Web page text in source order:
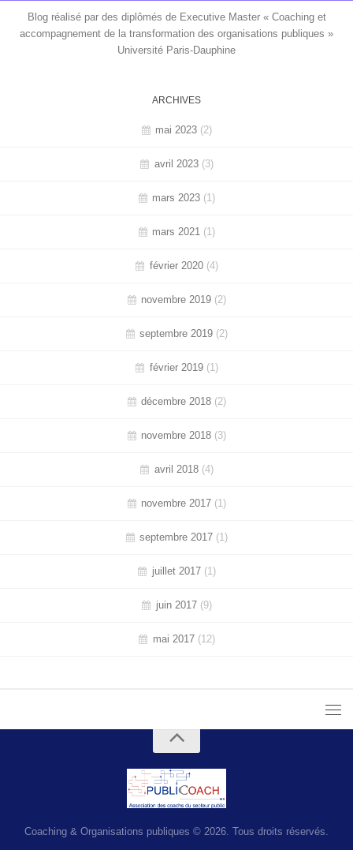
Blog réalisé par des diplômés de Executive Master « Coaching et
accompagnement de la transformation des organisations publiques »
Université Paris-Dauphine
ARCHIVES
mai 2023 (2)
avril 2023(3)
mars 2023 (1)
mars 2021 (1)
février 2020(4)
novembre 2019 (2)
septembre 2019 (2)
février 2019(1)
décembre 2018 (2)
novembre 2018 (3)
avril 2018(4)
novembre 2017 (1)
septembre 2017 (1)
juillet 2017(1)
juin 2017(9)
mai 2017(12)
Coaching & Organisations publiques © 2026. Tous droits réservés.